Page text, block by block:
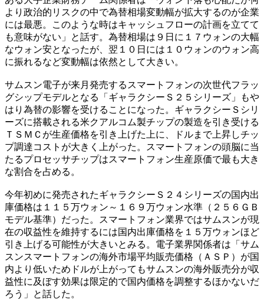
より政治的リスクの中で為替相場変動幅が拡大するのが企業
には最悪。このような時はキャッシュフローの計画を立てて
も意味がない」と話す。為替相場は９日に１７ウォンの大幅
なウォン安となったが、翌１０日には１０ウォンのウォン高
に振れるなど変動幅は依然として大きい。
サムスン電子が来月発売するスマートフォンの次世代フラッ
グシップモデルとなる「ギャラクシーＳ２５シリーズ」もや
はり為替の影響を受けることになった。ギャラクシーＳシリ
ーズに搭載される米クアルコム製チップの製造を引き受ける
ＴＳＭＣが生産価格を引き上げた上に、ドルまで上昇しチッ
プ調達コストが大きく上がった。スマートフォンの頭脳に当
たるプロセッサチップはスマートフォン生産原価で最も大き
な割合を占める。
今年初めに発売されたギャラクシーＳ２４シリーズの国内出
庫価格は１１５万ウォン～１６９万ウォン水準（２５６ＧＢ
モデル基準）だった。スマートフォン業界ではサムスンが現
在の収益性を維持するには国内出庫価格を１５万ウォンほど
引き上げる可能性が大きいとみる。電子業界関係者は「サム
スンスマートフォンの海外市場平均販売価格（ＡＳＰ）が国
内より低いためドルが上がってもサムスンの海外販売分が収
益性に及ぼす効果は限定的で国内価格を調整するほかないだ
ろう」と話した。